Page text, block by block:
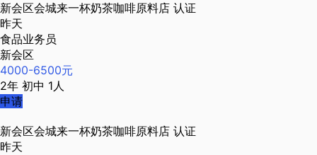
新会区会城来一杯奶茶咖啡原料店 认证
昨天
食品业务员
新会区
4000-6500元
2年 初中 1人
申请
新会区会城来一杯奶茶咖啡原料店 认证
昨天